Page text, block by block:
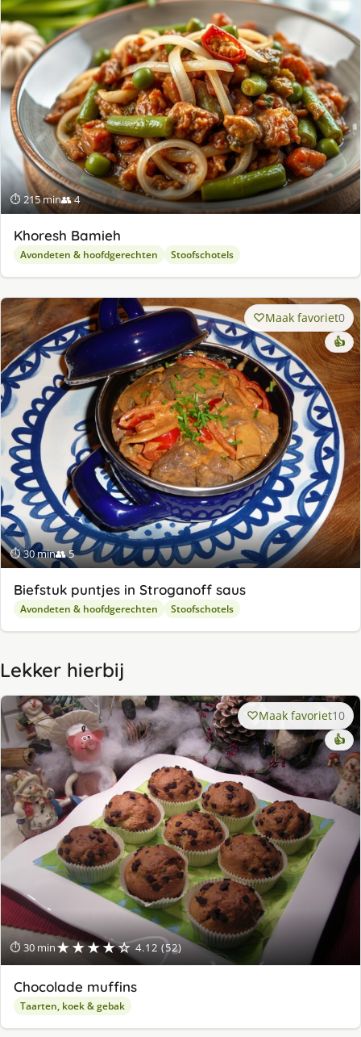
⏱ 215 min👥 4
Khoresh Bamieh
Avondeten & hoofdgerechten Stoofschotels
⏱ 30 min👥 5
Maak favoriet0
👍
Biefstuk puntjes in Stroganoff saus
Avondeten & hoofdgerechten Stoofschotels
Lekker hierbij
⏱ 30 min★★★★☆ 4.12 (52)
Maak favoriet10
👍
Chocolade muffins
Taarten, koek & gebak